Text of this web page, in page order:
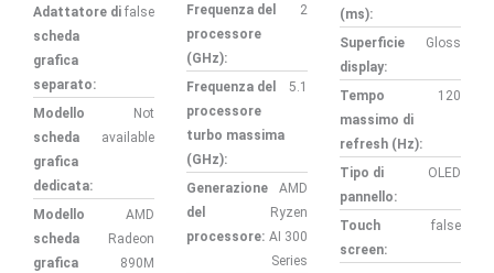
Adattatore di
scheda
grafica
separato:
false
Modello
scheda
grafica
dedicata:
Not
available
Modello
scheda
grafica
AMD
Radeon
890M
Frequenza del
processore
(GHz):
2
Frequenza del
processore
turbo massima
(GHz):
5.1
Generazione
del
processore:
AMD
Ryzen
AI 300
Series
(ms):
Superficie
display:
Gloss
Tempo
massimo di
refresh (Hz):
120
Tipo di
pannello:
OLED
Touch
screen:
false